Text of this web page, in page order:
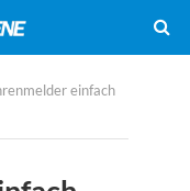
einfach